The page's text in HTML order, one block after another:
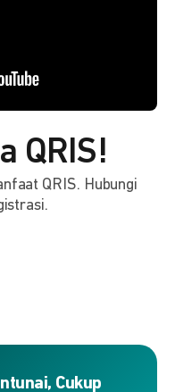
QRIS!
QRIS. Hubungi
Cukup